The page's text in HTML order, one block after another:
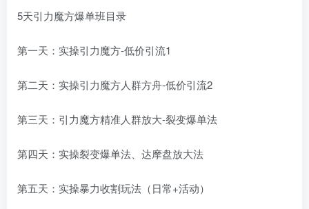
5天引力魔方爆单班目录
第一天：实操引力魔方-低价引流1
第二天：实操引力魔方人群方舟-低价引流2
第三天：引力魔方精准人群放大-裂变爆单法
第四天：实操裂变爆单法、达摩盘放大法
第五天：实操暴力收割玩法（日常+活动）